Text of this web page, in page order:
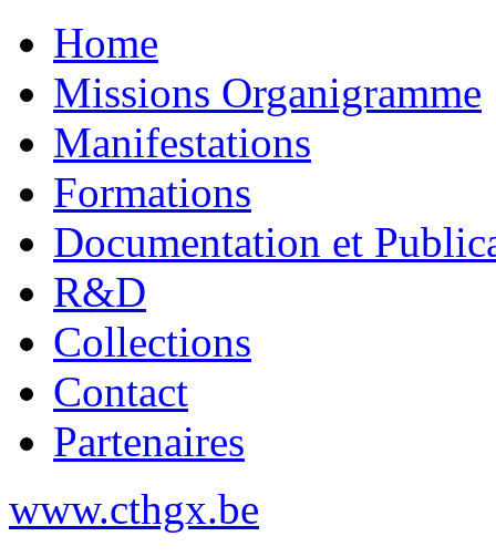
Home
Missions Organigramme
Manifestations
Formations
Documentation et
R&D
Collections
Contact
Partenaires
www.cthgx.be